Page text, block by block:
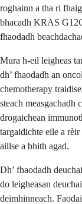
roghainn a tha ri
bhacadh KRAS
fhaodadh
Mura h-eil leigheas
dh’ fhaodadh an
chemotherapy
steach measgachadh
drogaichean
targaidichte eile a
aillse a bhith agad.
Dh’ fhaodadh
do leigheasan
deimhinneach.